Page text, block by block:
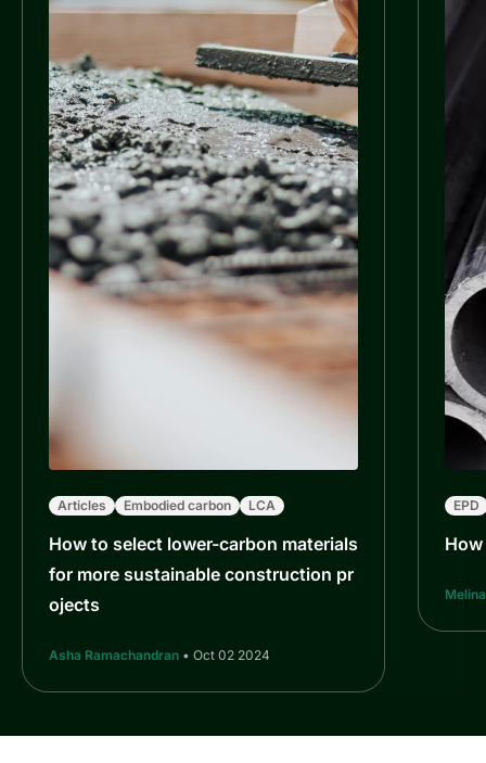
Articles Embodied carbon LCA
How to select lower-carbon materials
for more sustainable construction pr
ojects
Asha Ramachandran • Oct 02 2024
EPD
How